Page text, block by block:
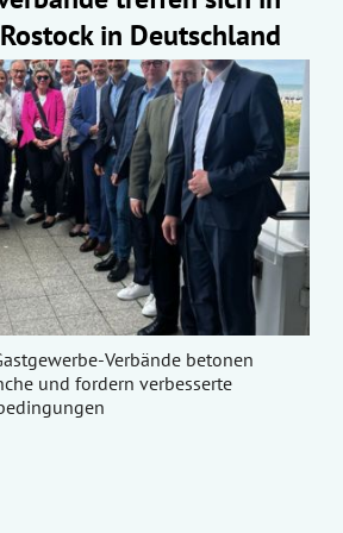
in Deutschland
Verbände betonen
und fordern verbesserte